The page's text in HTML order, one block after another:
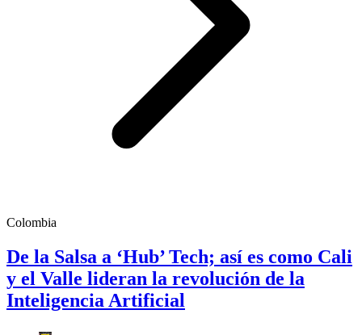
Colombia
De la Salsa a ‘Hub’ Tech; así es como Cali
y el Valle lideran la revolución de la
Inteligencia Artificial